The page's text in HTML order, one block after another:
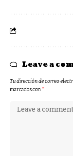
Leave a
Tu dirección de correo
marcados con*